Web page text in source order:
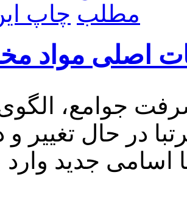
چاپ
جوامع،
در حال تغییر و
جدید وارد